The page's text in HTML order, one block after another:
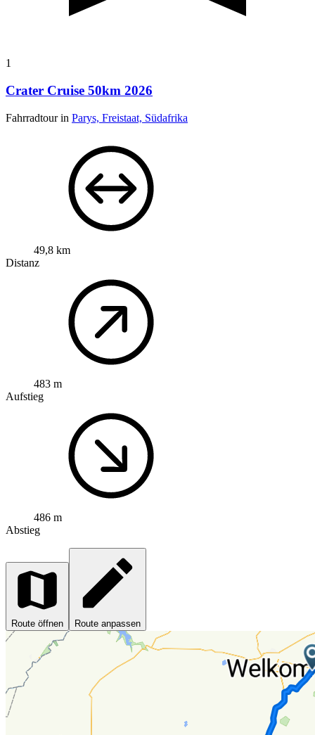
1
Crater Cruise 50km 2026
Fahrradtour in Parys, Freistaat, Südafrika
49,8 km
Distanz
483 m
Aufstieg
486 m
Abstieg
Route öffnen Route anpassen